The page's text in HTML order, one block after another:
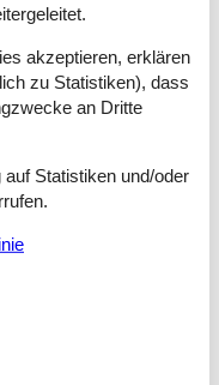
nördlichen
Bungalow in
entfernt vom
viertgrößten Insel im
Badestrände und
Belle-Ile dicht vor
akzeptieren, erklären
zu Statistiken), dass
an Dritte
Statistiken und/oder